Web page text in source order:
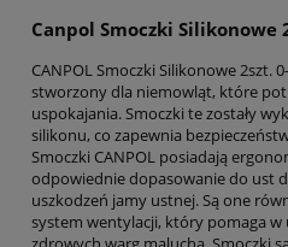
Canpol Smoczki Silikonowe
CANPOL Smoczki Silikonowe 2szt.
stworzony dla niemowląt, które
uspokajania. Smoczki te zostały
silikonu, co zapewnia
Smoczki CANPOL posiadają
odpowiednie dopasowanie do ust
uszkodzeń jamy ustnej. Są one
system wentylacji, który pomaga